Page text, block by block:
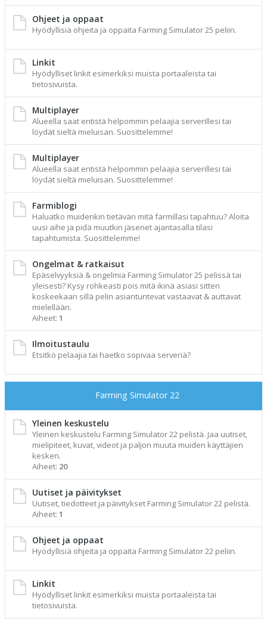
Ohjeet ja oppaat
Hyödyllisiä ohjeita ja oppaita Farming Simulator 25 peliin.
Linkit
Hyödylliset linkit esimerkiksi muista portaaleista tai
tietosivuista.
Multiplayer
Alueella saat entistä helpommin pelaajia serverillesi tai
löydät sieltä mieluisan. Suosittelemme!
Multiplayer
Alueella saat entistä helpommin pelaajia serverillesi tai
löydät sieltä mieluisan. Suosittelemme!
Farmiblogi
Haluatko muidenkin tietävän mitä farmillasi tapahtuu? Aloita
uusi aihe ja pidä muutkin jäsenet ajantasalla tilasi
tapahtumista. Suosittelemme!
Ongelmat & ratkaisut
Epäselvyyksiä & ongelmia Farming Simulator 25 pelissä tai
yleisesti? Kysy rohkeasti pois mitä ikinä asiasi sitten
koskeekaan sillä pelin asiantuntevat vastaavat & auttavat
mielellään.
Aiheet: 1
Ilmoitustaulu
Etsitkö pelaajia tai haetko sopivaa serveriä?
Farming Simulator 22
Yleinen keskustelu
Yleinen keskustelu Farming Simulator 22 pelistä. Jaa uutiset,
mielipiteet, kuvat, videot ja paljon muuta muiden käyttäjien
kesken.
Aiheet: 20
Uutiset ja päivitykset
Uutiset, tiedotteet ja päivitykset Farming Simulator 22 pelistä.
Aiheet: 1
Ohjeet ja oppaat
Hyödyllisiä ohjeita ja oppaita Farming Simulator 22 peliin.
Linkit
Hyödylliset linkit esimerkiksi muista portaaleista tai
tietosivuista.